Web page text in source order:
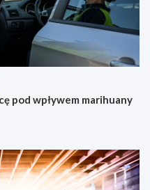
pod wpływem marihuany